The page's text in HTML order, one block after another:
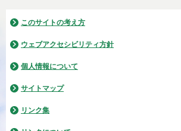
このサイトの考え方
ウェブアクセシビリティ方針
個人情報について
サイトマップ
リンク集